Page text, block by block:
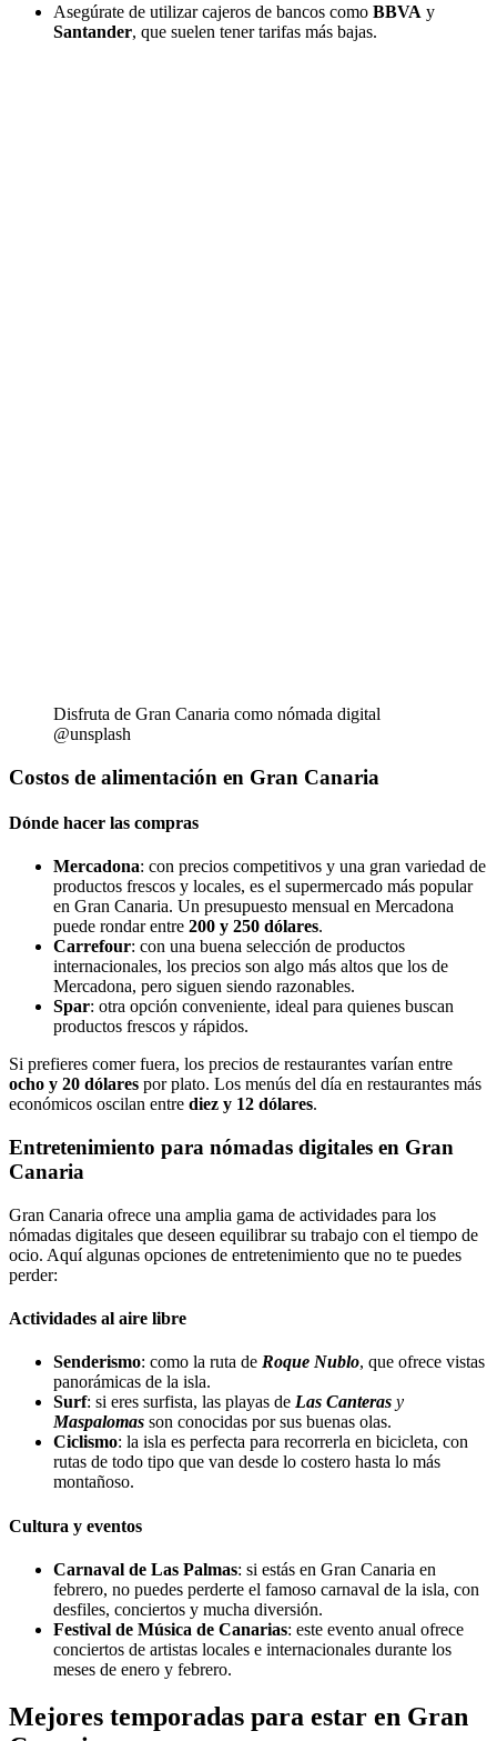
Asegúrate de utilizar cajeros de bancos como BBVA y
Santander, que suelen tener tarifas más bajas.
Disfruta de Gran Canaria como nómada digital
@unsplash
Costos de alimentación en Gran Canaria
Dónde hacer las compras
Mercadona: con precios competitivos y una gran variedad de
productos frescos y locales, es el supermercado más popular
en Gran Canaria. Un presupuesto mensual en Mercadona
puede rondar entre 200 y 250 dólares.
Carrefour: con una buena selección de productos
internacionales, los precios son algo más altos que los de
Mercadona, pero siguen siendo razonables.
Spar: otra opción conveniente, ideal para quienes buscan
productos frescos y rápidos.
Si prefieres comer fuera, los precios de restaurantes varían entre
ocho y 20 dólares por plato. Los menús del día en restaurantes más
económicos oscilan entre diez y 12 dólares.
Entretenimiento para nómadas digitales en Gran
Canaria
Gran Canaria ofrece una amplia gama de actividades para los
nómadas digitales que deseen equilibrar su trabajo con el tiempo de
ocio. Aquí algunas opciones de entretenimiento que no te puedes
perder:
Actividades al aire libre
Senderismo: como la ruta de Roque Nublo, que ofrece vistas
panorámicas de la isla.
Surf: si eres surfista, las playas de Las Canteras y
Maspalomas son conocidas por sus buenas olas.
Ciclismo: la isla es perfecta para recorrerla en bicicleta, con
rutas de todo tipo que van desde lo costero hasta lo más
montañoso.
Cultura y eventos
Carnaval de Las Palmas: si estás en Gran Canaria en
febrero, no puedes perderte el famoso carnaval de la isla, con
desfiles, conciertos y mucha diversión.
Festival de Música de Canarias: este evento anual ofrece
conciertos de artistas locales e internacionales durante los
meses de enero y febrero.
Mejores temporadas para estar en Gran